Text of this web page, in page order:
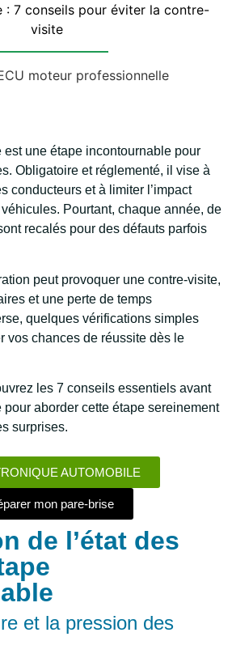
: 7 conseils pour éviter la contre-
visite
est une étape incontournable pour
Obligatoire et réglementé, il vise à
conducteurs et à limiter l’impact
Pourtant, chaque année, de
recalés pour des défauts parfois
peut provoquer une contre-visite,
et une perte de temps
quelques vérifications simples
vos chances de réussite dès le
les 7 conseils essentiels avant
aborder cette étape sereinement
surprises.
AUTOMOBILE
mon pare-brise
de l’état des
et la pression des